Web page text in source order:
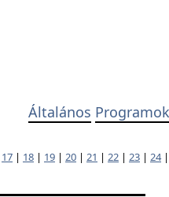
Általános Programok
17 | 18 | 19 | 20 | 21 | 22 | 23 | 24|